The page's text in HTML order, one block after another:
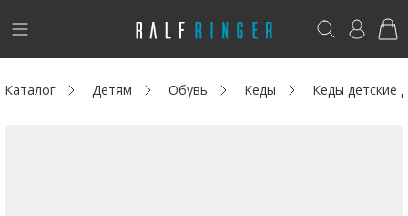
!
Новинки
Возникли вопросы? - club@ralf.ru
Каталог Детям Обувь Кеды Кеды